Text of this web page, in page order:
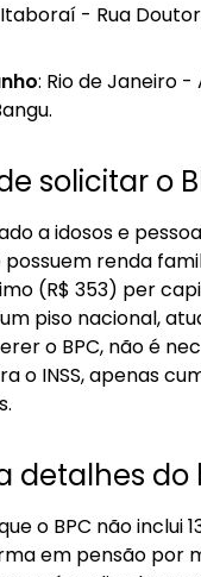
- Rua
: Rio de Janeiro -
solicitar o
a idosos e
renda
(R$ 353) per
piso nacional,
o BPC, não é
o INSS, apenas
detalhes do
o BPC não inclui
em pensão por